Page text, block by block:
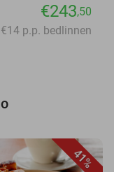
€243,50
p.p. bedlinnen
41%